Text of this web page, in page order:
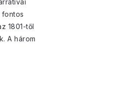
1801-től
A három